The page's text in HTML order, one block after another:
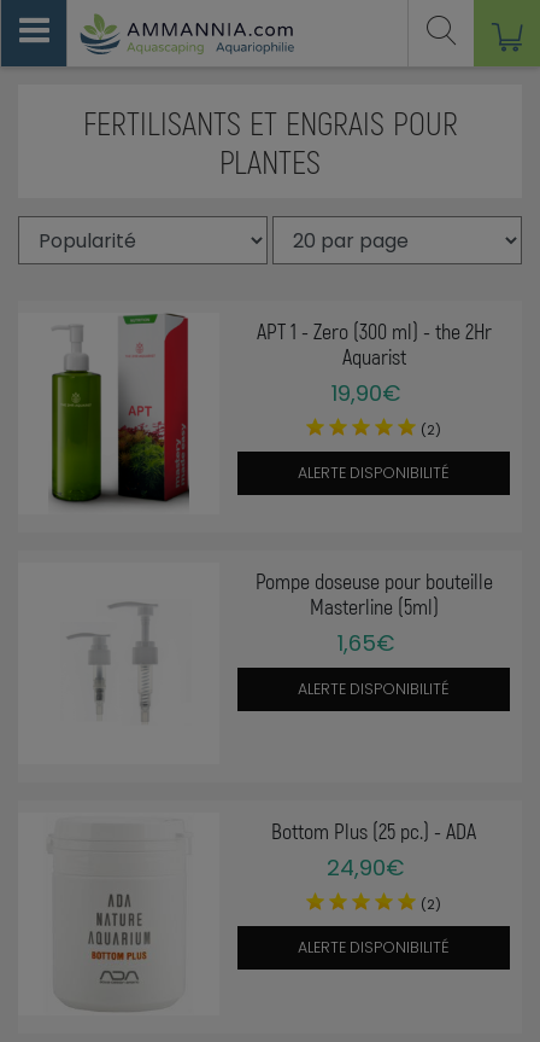
FERTILISANTS ET ENGRAIS POUR
PLANTES
APT 1 - Zero (300 ml) - the 2Hr
Aquarist
19,90€
(2)
ALERTE DISPONIBILITÉ
Pompe doseuse pour bouteille
Masterline (5ml)
1,65€
ALERTE DISPONIBILITÉ
Bottom Plus (25 pc.) - ADA
24,90€
(2)
ALERTE DISPONIBILITÉ